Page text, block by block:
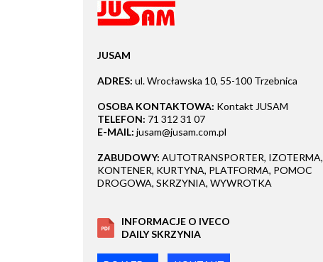
JUSAM
ADRES: ul. Wrocławska 10, 55-100 Trzebnica
OSOBA KONTAKTOWA: Kontakt JUSAM
TELEFON: 71 312 31 07
E-MAIL: jusam@jusam.com.pl
ZABUDOWY: AUTOTRANSPORTER, IZOTERMA,
KONTENER, KURTYNA, PLATFORMA, POMOC
DROGOWA, SKRZYNIA, WYWROTKA
INFORMACJE O IVECO
DAILY SKRZYNIA